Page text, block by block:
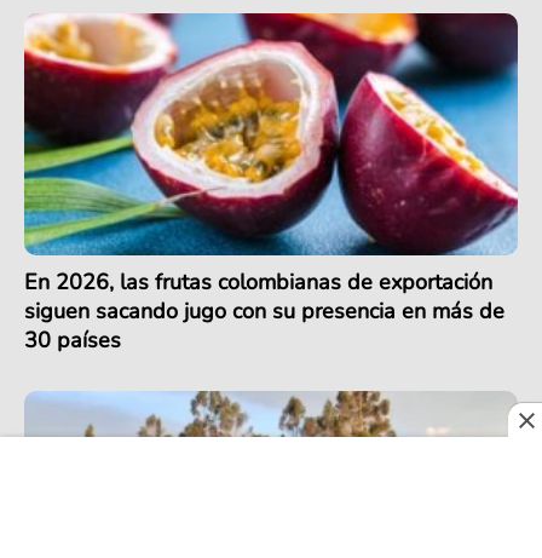
En 2026, las frutas colombianas de exportación
siguen sacando jugo con su presencia en más de
30 países